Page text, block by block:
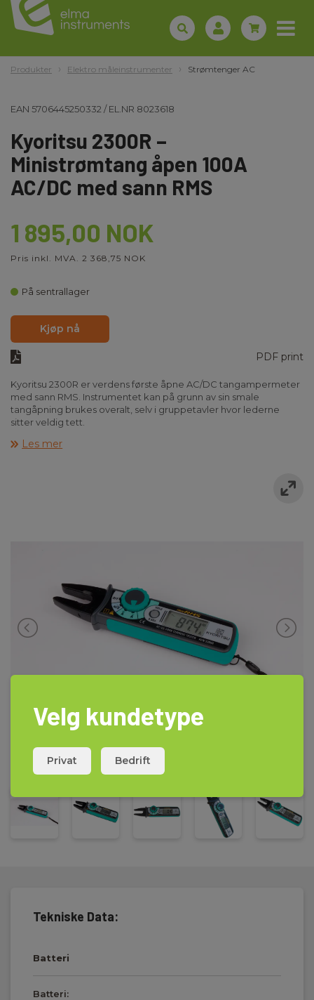
Produkter Elektro måleinstrumenter Strømtenger AC
EAN 5706445250332 /EL.NR 8023618
Kyoritsu 2300R –
Ministrømtang åpen 100A
AC/DC med sann RMS
1 895,00 NOK
Pris inkl. MVA. 2 368,75 NOK
På sentrallager
Kjøp nå
PDF print
Kyoritsu 2300R er verdens første åpne AC/DC tangampermeter
med sann RMS. Instrumentet kan på grunn av sin smale
tangåpning brukes overalt, selv i gruppetavler hvor lederne
sitter veldig tett.
Kyoritsu 2300R måler sann RMS AC/DC strøm helt opp til 100 A,
Les mer
Tekniske Data:
Batteri
Batteri:
Velg kundetype
Privat Bedrift